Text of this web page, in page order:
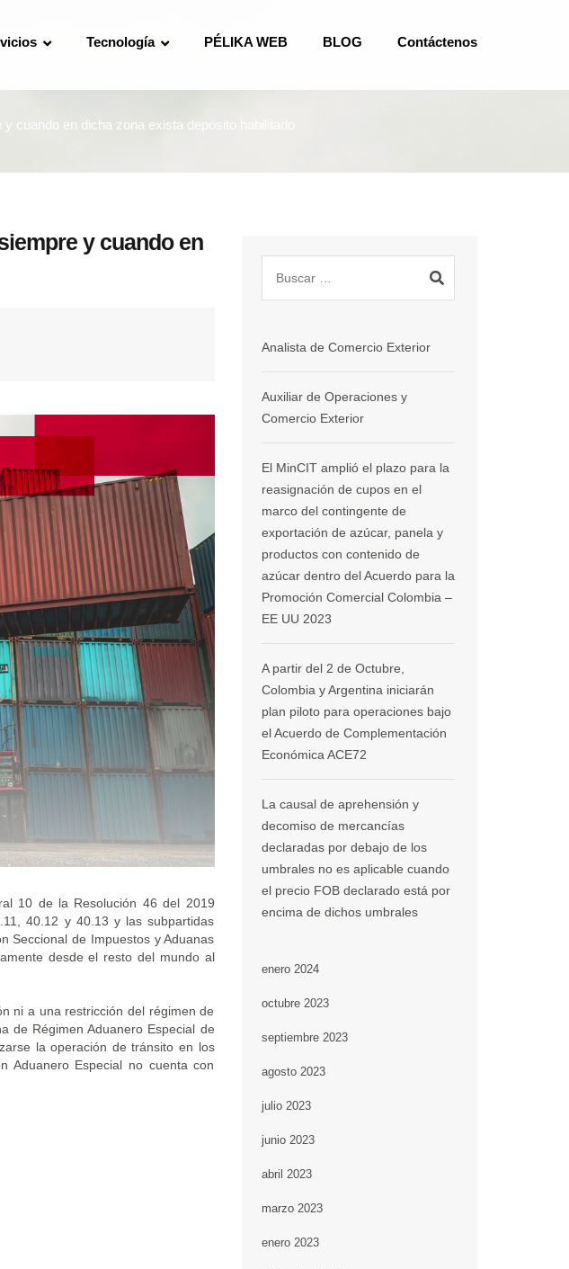
Tecnología PÉLIKA WEB BLOG Contáctenos
cuando en dicha zona exista depósito habilitado
y cuando en
10 de la Resolución 46 del 2019
40.12 y 40.13 y las subpartidas
Seccional de Impuestos y Aduanas
desde el resto del mundo al
ni a una restricción del régimen de
de Régimen Aduanero Especial de
la operación de tránsito en los
Aduanero Especial no cuenta con
Analista de Comercio Exterior
Auxiliar de Operaciones y
Comercio Exterior
El MinCIT amplió el plazo para la
reasignación de cupos en el
marco del contingente de
exportación de azúcar, panela y
productos con contenido de
azúcar dentro del Acuerdo para la
Promoción Comercial Colombia –
EE UU 2023
A partir del 2 de Octubre,
Colombia y Argentina iniciarán
plan piloto para operaciones bajo
el Acuerdo de Complementación
Económica ACE72
La causal de aprehensión y
decomiso de mercancías
declaradas por debajo de los
umbrales no es aplicable cuando
el precio FOB declarado está por
encima de dichos umbrales
enero 2024
octubre 2023
septiembre 2023
agosto 2023
julio 2023
junio 2023
abril 2023
marzo 2023
enero 2023